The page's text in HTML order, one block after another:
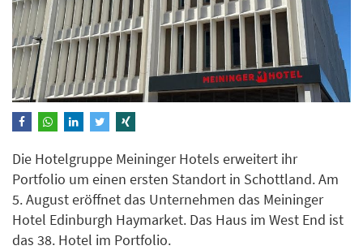
Die Hotelgruppe Meininger Hotels erweitert ihr
Portfolio um einen ersten Standort in Schottland. Am
5. August eröffnet das Unternehmen das Meininger
Hotel Edinburgh Haymarket. Das Haus im West End ist
das 38. Hotel im Portfolio.